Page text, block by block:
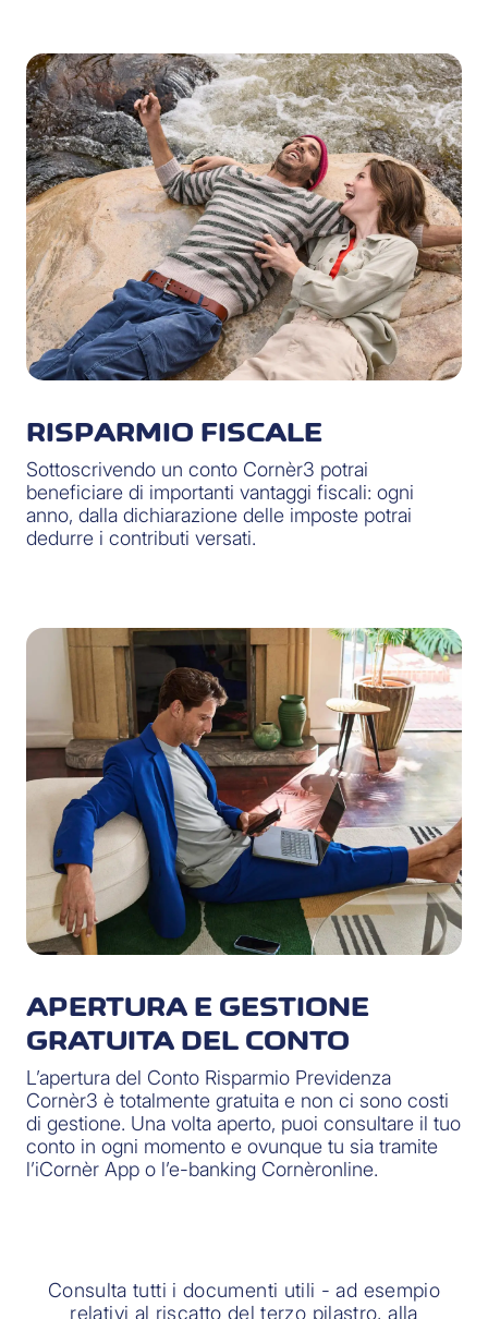
RISPARMIO FISCALE
Sottoscrivendo un conto Cornèr3 potrai
beneficiare di importanti vantaggi fiscali: ogni
anno, dalla dichiarazione delle imposte potrai
dedurre i contributi versati.
APERTURA E GESTIONE
GRATUITA DEL CONTO
L’apertura del Conto Risparmio Previdenza
Cornèr3 è totalmente gratuita e non ci sono costi
di gestione. Una volta aperto, puoi consultare il tuo
conto in ogni momento e ovunque tu sia tramite
l’iCornèr App o l’e-banking Cornèronline.
Consulta tutti i documenti utili - ad esempio
relativi al riscatto del terzo pilastro, alla